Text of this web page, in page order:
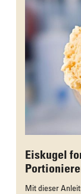
Eiskugel
Mit dieser